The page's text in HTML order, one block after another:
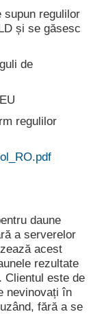
supun regulilor
și se găsesc
de
regulilor
daune
a serverelor
acest
rezultate
Clientul este de
nevinovați în
fără a se